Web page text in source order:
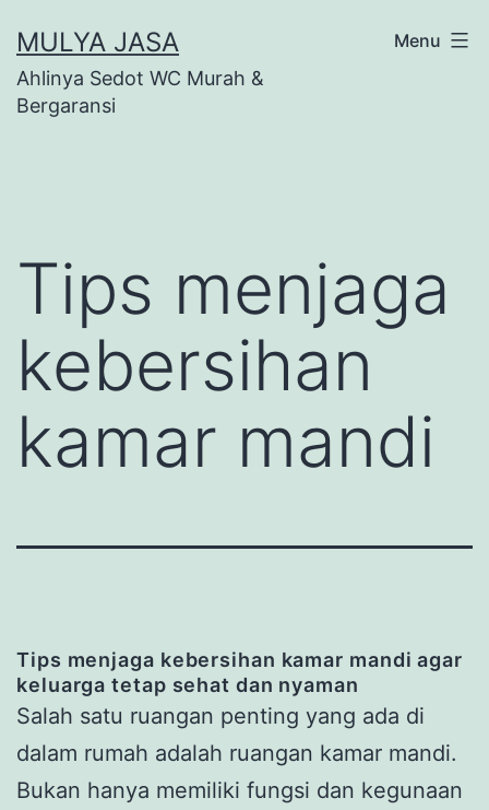
to
content
MULYA JASA
Ahlinya Sedot WC Murah &
Bergaransi
Menu
Tips menjaga
kebersihan
kamar mandi
Tips menjaga kebersihan kamar mandi agar
keluarga tetap sehat dan nyaman
Salah satu ruangan penting yang ada di
dalam rumah adalah ruangan kamar mandi.
Bukan hanya memiliki fungsi dan kegunaan